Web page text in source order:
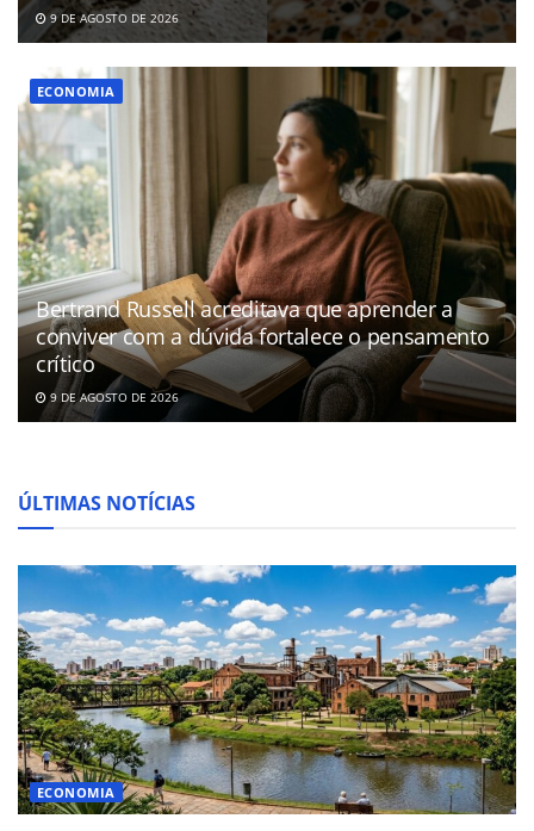
9 DE AGOSTO DE 2026
ECONOMIA
Bertrand Russell acreditava que aprender a
conviver com a dúvida fortalece o pensamento
crítico
9 DE AGOSTO DE 2026
ÚLTIMAS NOTÍCIAS
ECONOMIA